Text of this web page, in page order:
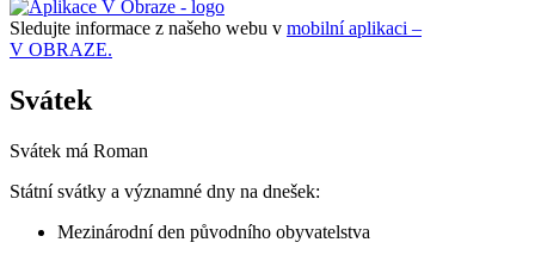
Sledujte informace z našeho webu v mobilní aplikaci –
V OBRAZE.
Svátek
Svátek má Roman
Státní svátky a významné dny na dnešek:
Mezinárodní den původního obyvatelstva